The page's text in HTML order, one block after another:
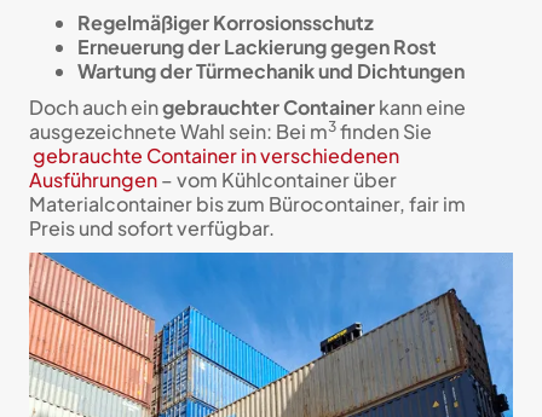
Regelmäßiger Korrosionsschutz
Erneuerung der Lackierung gegen Rost
Wartung der Türmechanik und Dichtungen
Doch auch eingebrauchter Containerkann eine
ausgezeichnete Wahl sein: Bei m3 finden Sie
gebrauchte Container in verschiedenen
Ausführungen– vom Kühlcontainer über
Materialcontainer bis zum Bürocontainer, fair im
Preis und sofort verfügbar.